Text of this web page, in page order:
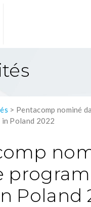
> Pentacomp nominé
Poland 2022
Poland